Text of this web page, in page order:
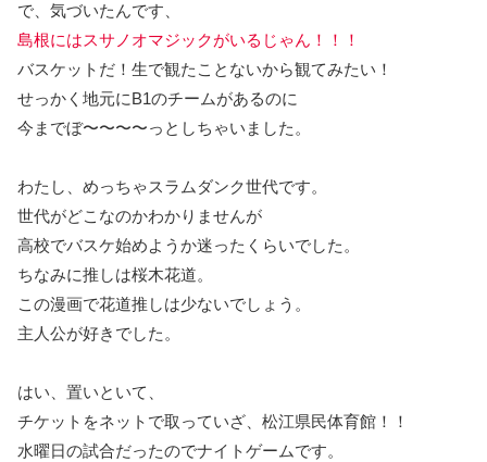
で、気づいたんです、
島根にはスサノオマジックがいるじゃん！！！
バスケットだ！生で観たことないから観てみたい！
せっかく地元にB1のチームがあるのに
今までぼ〜〜〜〜っとしちゃいました。
わたし、めっちゃスラムダンク世代です。
世代がどこなのかわかりませんが
高校でバスケ始めようか迷ったくらいでした。
ちなみに推しは桜木花道。
この漫画で花道推しは少ないでしょう。
主人公が好きでした。
はい、置いといて、
チケットをネットで取っていざ、松江県民体育館！！
水曜日の試合だったのでナイトゲームです。